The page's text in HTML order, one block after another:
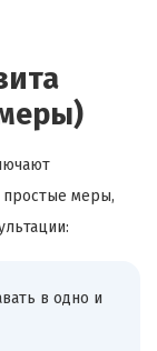
меры,
в одно и